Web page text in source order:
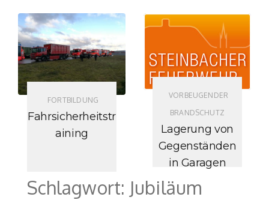
FORTBILDUNG
Fahrsicherheitstr
aining
VORBEUGENDER
BRANDSCHUTZ
Lagerung von
Gegenständen
in Garagen
Schlagwort: Jubiläum